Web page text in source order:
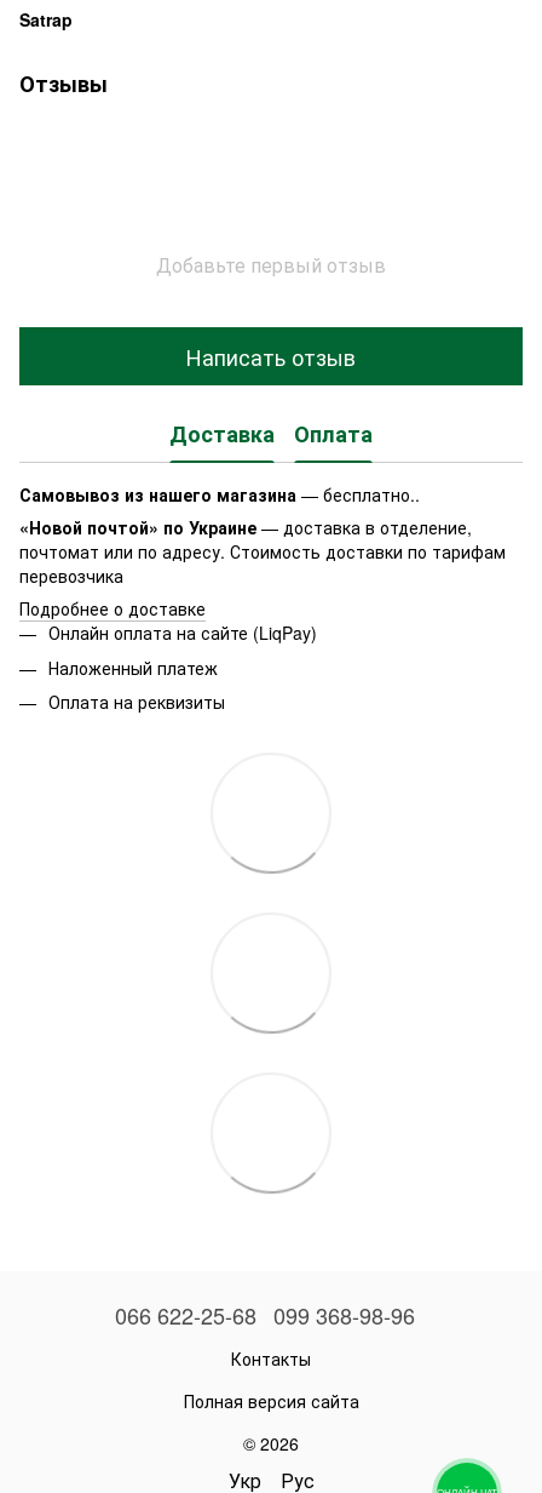
Satrap
Отзывы
Добавьте первый отзыв
Написать отзыв
Доставка Оплата
Самовывоз из нашего магазина — бесплатно..
«Новой почтой» по Украине — доставка в отделение,
почтомат или по адресу. Стоимость доставки по тарифам
перевозчика
Подробнее о доставке
Онлайн оплата на сайте (LiqPay)
Наложенный платеж
Оплата на реквизиты
066 622-25-68 099 368-98-96
Контакты
Полная версия сайта
© 2026
Укр Рус